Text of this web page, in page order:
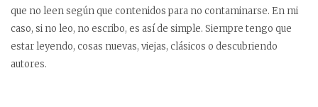
que no leen según que contenidos para no contaminarse. En mi
caso, si no leo, no escribo, es así de simple. Siempre tengo que
estar leyendo, cosas nuevas, viejas, clásicos o descubriendo
autores.